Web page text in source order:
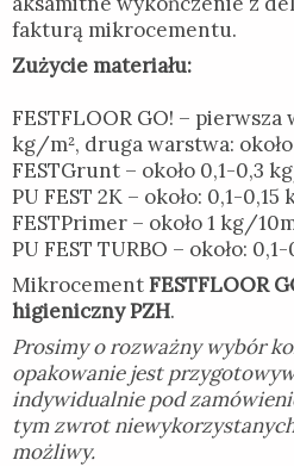
fakturą mikrocementu.
Zużycie materiału:
FESTFLOOR GO! – pierwsza
kg/m², druga warstwa:
FESTGrunt – około 0,1-0,3
PU FEST 2K – około: 0,1-0,15
FESTPrimer – około 1 kg/
PU FEST TURBO – około:
MikrocementFESTFLOOR
higieniczny PZH.
Prosimy o rozważny wybór
opakowanie jest
indywidualnie pod
tym zwrot
możliwy.